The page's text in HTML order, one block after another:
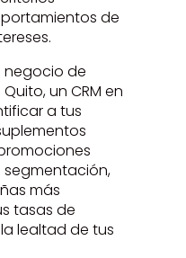
de
negocio de
un CRM en
a tus
segmentación,
más
tasas de
lealtad de tus